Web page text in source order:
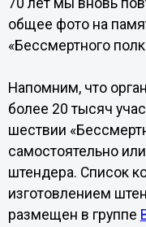
70 лет мы вновь
общее фото на
«Бессмертного
Напомним, что
более 20 тысяч
шествии
самостоятельно
штендера. Список
изготовлением
размещен в группе